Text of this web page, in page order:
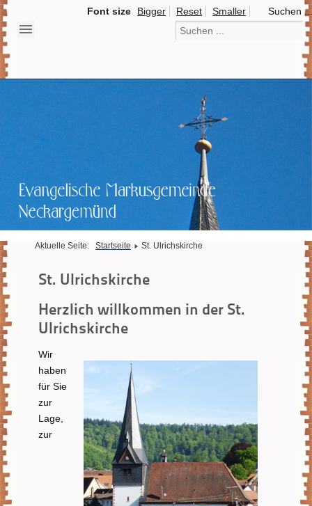
Font size Bigger Reset Smaller Suchen
Aktuelle Seite: Startseite St. Ulrichskirche
St. Ulrichskirche
Herzlich willkommen in der St.
Ulrichskirche
Wir
haben
für Sie
zur
Lage,
zur